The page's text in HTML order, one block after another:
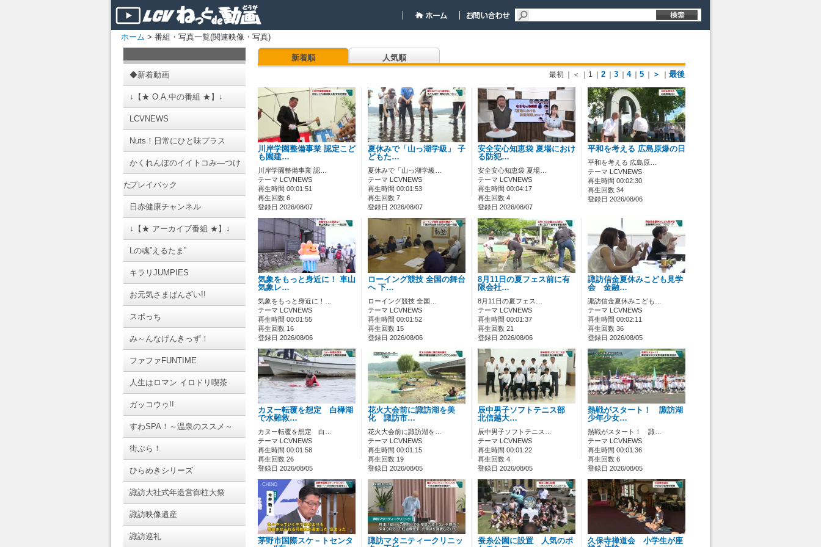
ホーム > 番組・写真一覧(関連映像・写真)
◆新着動画
↓【★ O.A.中の番組 ★】↓
LCVNEWS
Nuts！日常にひと味プラス
かくれんぼのイイトコみ―つけ
たプレイバック
日赤健康チャンネル
↓【★ アーカイブ番組 ★】↓
Lの魂”えるたま”
キラリJUMPIES
お元気さまばんざい!!
スポっち
み～んなげんきっず！
ファファFUNTIME
人生はロマン イロドリ喫茶
ガッコウゥ!!
すわSPA！～温泉のススメ～
街ぶら！
ひらめきシリーズ
諏訪大社式年造営御柱大祭
諏訪映像遺産
諏訪巡礼
新着順 人気順
最初 ｜＜ ｜1 2 3 4 5 ＞ 最後
川岸学園整備事業 認定こど
も園建…
川岸学園整備事業 認…
テーマ LCVNEWS
再生時間 00:01:51
再生回数 6
登録日 2026/08/07
夏休みで「山っ湖学級」 子
どもた…
夏休みで「山っ湖学級…
テーマ LCVNEWS
再生時間 00:01:53
再生回数 7
登録日 2026/08/07
安全安心知恵袋 夏場におけ
る防犯…
安全安心知恵袋 夏場…
テーマ LCVNEWS
再生時間 00:04:17
再生回数 4
登録日 2026/08/07
平和を考える 広島原爆の日
平和を考える 広島原…
テーマ LCVNEWS
再生時間 00:02:30
再生回数 34
登録日 2026/08/06
気象をもっと身近に！ 車山
気象レ…
気象をもっと身近に！…
テーマ LCVNEWS
再生時間 00:01:55
再生回数 16
登録日 2026/08/06
ローイング競技 全国の舞台
へ 下…
ローイング競技 全国…
テーマ LCVNEWS
再生時間 00:01:52
再生回数 15
登録日 2026/08/06
8月11日の夏フェス前に有
限会社…
8月11日の夏フェス…
テーマ LCVNEWS
再生時間 00:01:37
再生回数 21
登録日 2026/08/06
諏訪信金夏休みこども見学
会 金融…
諏訪信金夏休みこども…
テーマ LCVNEWS
再生時間 00:02:11
再生回数 36
登録日 2026/08/05
カヌー転覆を想定 白樺湖
で水難救…
カヌー転覆を想定 白…
テーマ LCVNEWS
再生時間 00:01:58
再生回数 26
登録日 2026/08/05
花火大会前に諏訪湖を美
化 諏訪市…
花火大会前に諏訪湖を…
テーマ LCVNEWS
再生時間 00:01:15
再生回数 19
登録日 2026/08/05
辰中男子ソフトテニス部
北信越大…
辰中男子ソフトテニス…
テーマ LCVNEWS
再生時間 00:01:22
再生回数 4
登録日 2026/08/05
熱戦がスタート！ 諏訪湖
少年少女…
熱戦がスタート！ 諏…
テーマ LCVNEWS
再生時間 00:01:36
再生回数 6
登録日 2026/08/05
茅野市国際スケ－トセンタ
諏訪マタニティークリニッ
蚕糸公園に設置 人気のポ
久保寺禅道会 小学生が座